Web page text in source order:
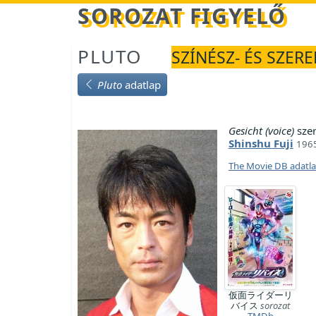
Betöltés... SOROZAT FIGYELŐ
PLUTO SZÍNÉSZ- ÉS
Pluto adatlap
Gesicht (voice)
Shinshu Fuji
The Movie DB
仮面ライダーリ
バイスsorozat